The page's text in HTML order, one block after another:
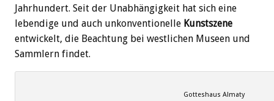
Jahrhundert. Seit der Unabhängigkeit hat sich eine
lebendige und auch unkonventionelle Kunstszene
entwickelt, die Beachtung bei westlichen Museen und
Sammlern findet.
Gotteshaus Almaty